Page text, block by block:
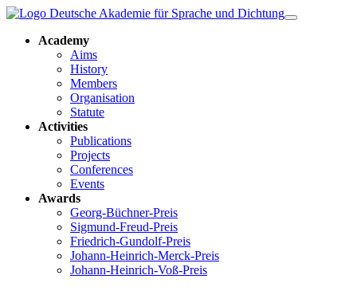
Academy
Aims
History
Members
Organisation
Statute
Activities
Publications
Projects
Conferences
Events
Awards
Georg-Büchner-Preis
Sigmund-Freud-Preis
Friedrich-Gundolf-Preis
Johann-Heinrich-Merck-Preis
Johann-Heinrich-Voß-Preis